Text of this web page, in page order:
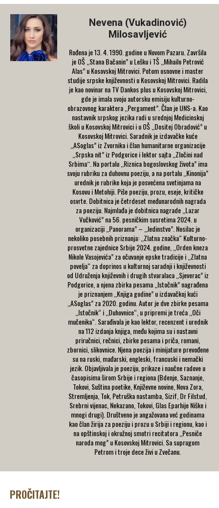
Nevena (Vukadinović)
Milosavljević
Rođena je 13. 4. 1990. godine u Novom Pazaru. Završila
je OŠ ,,Stana Bačanin” u Lešku i TŠ ,,Mihailo Petrović
Alas” u Kosovskoj Mitrovici. Potom osnovne i master
studije srpske književnosti u Kosovskoj Mitrovici. Radila
je kao novinar na TV Dankos plus u Kosovskoj Mitrovici,
gde je imala svoju autorsku emisiju kulturno-
obrazovnog karaktera ,,Pergament”. Član je UNS-a. Kao
nastavnik srpskog jezika radi u srednjoj Medicinskoj
školi u Kosovskoj Mitrovici i u OŠ ,,Dositej Obradović” u
Kosovskoj Mitrovici. Saradnik je izdavačke kuće
,,ASoglas” iz Zvornika i član humanitarne organizacije
,,Srpska nit” iz Podgorice i lektor sajta ,,Zločini nad
Srbimaˮ. Na portalu ,,Riznica bogoslovskog života” ima
svoju rubriku za duhovnu poeziju, a na portalu ,,Kinonija”
urednik je rubrike koja je posvećena svetinjama na
Kosovu i Metohiji. Piše poeziju, prozu, eseje, kritičke
osvrte. Dobitnica je četrdeset međunarodnih nagrada
za poeziju. Najmlađa je dobitnica nagrade ,,Lazar
Vučković” na 56. pesničkim susretima 2024. u
organizaciji ,,Panorama” – ,,Jedinstvo”. Nosilac je
nekoliko posebnih priznanja: ,,Zlatna značka“ Kulturno-
prosvetne zajednice Srbije 2024. godine, ,,Orden kneza
Nikole Vasojevića” za očuvanje epske tradicije i ,,Zlatna
povelja“ za doprinos u kulturnoj saradnji i književnosti
od Udruženja književnih i drugih stvaralaca ,,Sjeverac” iz
Podgorice, a njena zbirka pesama ,,Istočnik” nagrađena
je priznanjem ,,Knjiga godine” u izdavačkoj kući
,,ASoglas” za 2020. godinu. Autor je dve zbirke pesama
,,Istočnik“ i ,,Duhovnice“, u pripremi je treća ,,Oči
mučenika“. Sarađivala je kao lektor, recenzent i urednik
na 112 izdanja knjiga, među kojima su i nastavni
priručnici, rečnici, zbirke pesama i priča, romani,
zbornici, slikovnice. Njena poezija i minijature prevođene
su na ruski, mađarski, engleski, francuski i nemački
jezik. Objavljivala je poeziju, prikaze i naučne radove u
časopisima širom Srbije i regiona (Bdenje, Saznanje,
Tokovi, Suština poetike, Književne novine, Nova Zora,
Stremljenja, Tok, Petruška nastamba, Sizif, Dr Filstud,
Srebrni vijenac, Nekazano, Tokovi, Glas Eparhije Niške i
mnogi drugi). Društveno je angažovana već godinama
kao član žirija za poeziju i prozu u Srbiji i regionu, kao i
na opštinskoj i okružnoj smotri recitatora ,,Pesniče
naroda mog” u Kosovskoj Mitrovici. Sa suprugom
Petrom i troje dece živi u Zvečanu.
PROČITAJTE!